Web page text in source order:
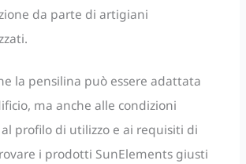
da parte di artigiani
la pensilina può essere adattata
ma anche alle condizioni
profilo di utilizzo e ai requisiti di
i prodotti SunElements giusti